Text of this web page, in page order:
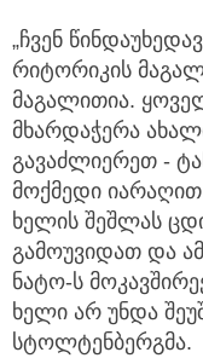
„ჩვენ
რიტორიკის
მაგალითია.
მხარდაჭერა
გავაძლიერეთ -
მოქმედი იარაღით
ხელის შეშლას
გამოუვიდათ და
ნატო-ს
ხელი არ უნდა
სტოლტენბერგმა.